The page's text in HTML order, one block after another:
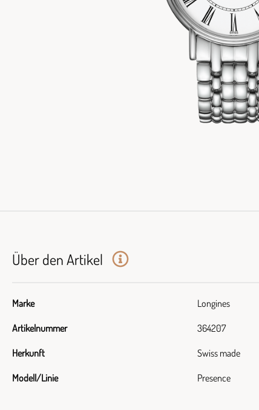
Über den Artikel
Marke Longines
Artikelnummer 364207
Herkunft Swiss made
Modell/Linie Presence